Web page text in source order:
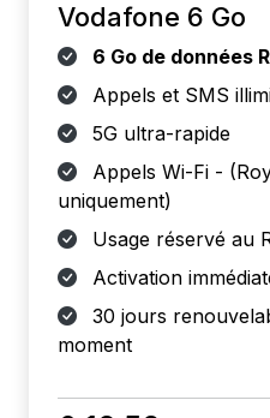
Vodafone 6 Go
6 Go de données
Appels et SMS
5G ultra-rapide
Appels Wi-Fi -
uniquement)
Usage réservé au
Activation
30 jours
moment